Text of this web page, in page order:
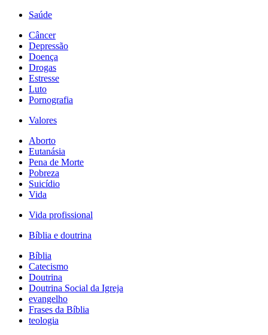
Saúde
Câncer
Depressão
Doença
Drogas
Estresse
Luto
Pornografia
Valores
Aborto
Eutanásia
Pena de Morte
Pobreza
Suicídio
Vida
Vida profissional
Bíblia e doutrina
Bíblia
Catecismo
Doutrina
Doutrina Social da Igreja
evangelho
Frases da Bíblia
teologia